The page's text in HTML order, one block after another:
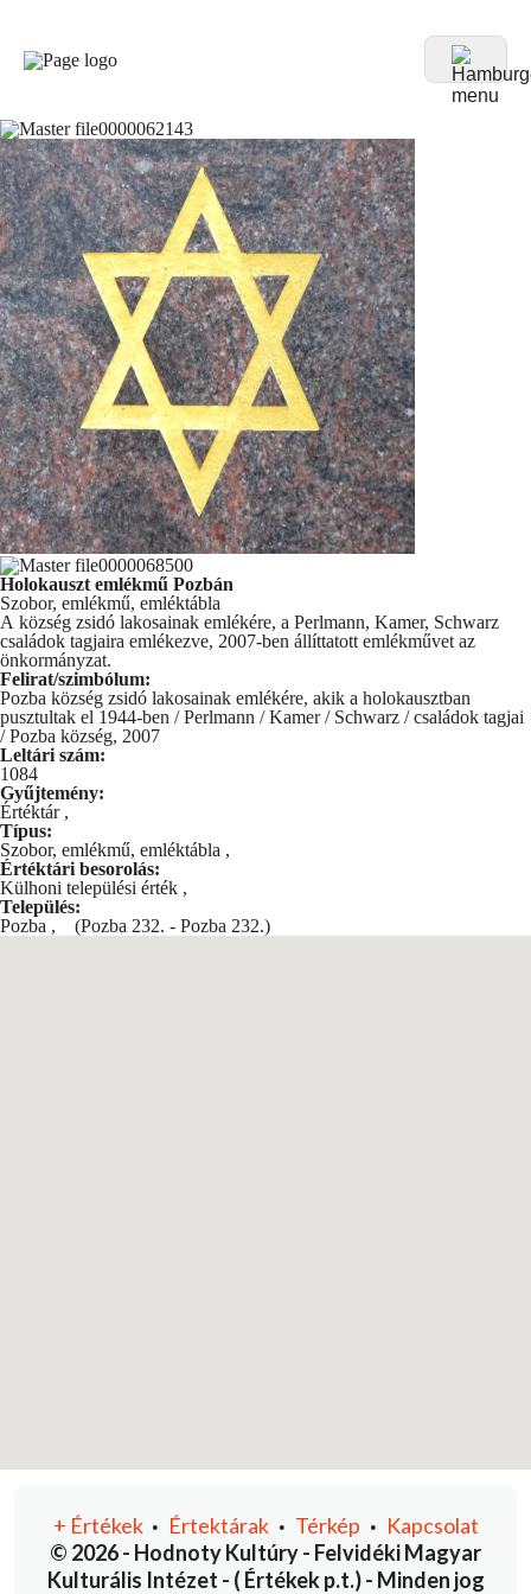
Holokauszt emlékmű Pozbán
Szobor, emlékmű, emléktábla
A község zsidó lakosainak emlékére, a Perlmann, Kamer, Schwarz
családok tagjaira emlékezve, 2007-ben állíttatott emlékművet az
önkormányzat.
Felirat/szimbólum:
Pozba község zsidó lakosainak emlékére, akik a holokausztban
pusztultak el 1944-ben / Perlmann / Kamer / Schwarz / családok tagjai
/ Pozba község, 2007
Leltári szám:
1084
Gyűjtemény:
Értéktár ,
Típus:
Szobor, emlékmű, emléktábla ,
Értéktári besorolás:
Külhoni települési érték ,
Település:
Pozba , (Pozba 232. - Pozba 232.)
© 2026 - Hodnoty Kultúry - Felvidéki Magyar
Kulturális Intézet - ( Értékek p.t.) - Minden jog
+ Értékek • Értektárak• Térkép • Kapcsolat